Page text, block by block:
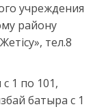
учреждения
району
тел.8
1 по 101,
батыра с 1